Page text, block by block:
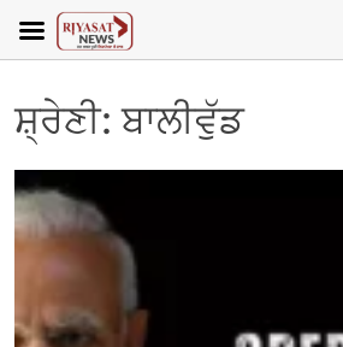
ਸ਼੍ਰੇਣੀ:ਬਾਲੀਵੁੱਡ